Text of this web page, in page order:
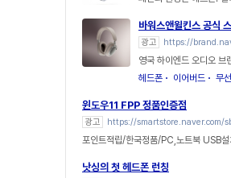
바워스앤윌킨스 공식
광고 https://
영국 하이엔드 오디오 브
헤드폰
이어버드 무
윈도우11 FPP 정품인증점
광고 https://smartstore.naver.com/
포인트적립/한국정품/PC,노트북 USB
낫싱의 첫 헤드폰 런칭